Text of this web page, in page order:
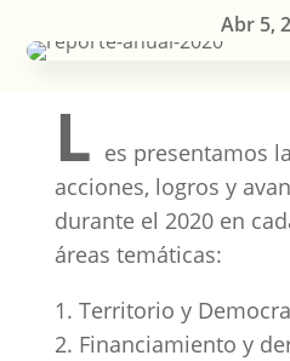
Abr 5,
L es presentamos
acciones, logros y
durante el 2020 en
áreas temáticas:
1. Territorio y
2. Financiamiento y